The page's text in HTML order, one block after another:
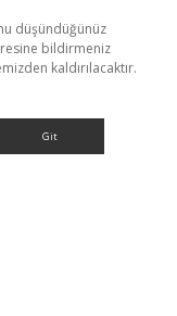
düşündüğünüz
bildirmeniz
kaldırılacaktır.